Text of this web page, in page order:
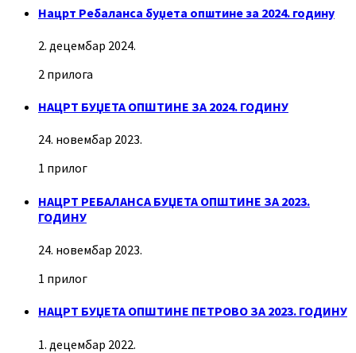
Нацрт Ребаланса буџета општине за 2024. годину
2. децембар 2024.
2 прилога
НАЦРТ БУЏЕТА ОПШТИНЕ ЗА 2024. ГОДИНУ
24. новембар 2023.
1 прилог
НАЦРТ РЕБАЛАНСА БУЏЕТА ОПШТИНЕ ЗА 2023.
ГОДИНУ
24. новембар 2023.
1 прилог
НАЦРТ БУЏЕТА ОПШТИНЕ ПЕТРОВО ЗА 2023. ГОДИНУ
1. децембар 2022.